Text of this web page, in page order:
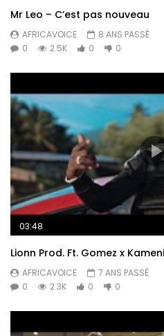
TikTok : / annieanzouerofficiel
Twitter: / annieanzouerofficiel
Nombre de vues: 93
Mr Leo – C’est pas nouveau
AFRICAVOICE
8 ANS PASSÉ
0
2.5K 0 0
03:48
Lionn Prod. Ft. Gomez x
AFRICAVOICE
7 ANS PASSÉ
0
2.3K 0 0